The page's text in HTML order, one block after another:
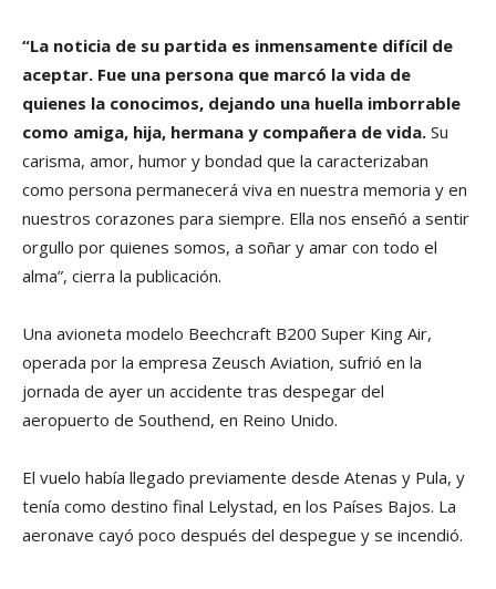
“La noticia de su partida es inmensamente difícil de
aceptar. Fue una persona que marcó la vida de
quienes la conocimos, dejando una huella imborrable
como amiga, hija, hermana y compañera de vida. Su
carisma, amor, humor y bondad que la caracterizaban
como persona permanecerá viva en nuestra memoria y en
nuestros corazones para siempre. Ella nos enseñó a sentir
orgullo por quienes somos, a soñar y amar con todo el
alma”, cierra la publicación.
Una avioneta modelo Beechcraft B200 Super King Air,
operada por la empresa Zeusch Aviation, sufrió en la
jornada de ayer un accidente tras despegar del
aeropuerto de Southend, en Reino Unido.
El vuelo había llegado previamente desde Atenas y Pula, y
tenía como destino final Lelystad, en los Países Bajos. La
aeronave cayó poco después del despegue y se incendió.